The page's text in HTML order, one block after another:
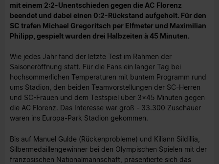
mit einem 2:2-Unentschieden gegen die AC Florenz
beendet und dabei einen 0:2-Rückstand aufgeholt. Für den
SC trafen Michael Gregoritsch per Elfmeter und Maximilian
Philipp, gespielt wurden drei Halbzeiten à 45 Minuten.
Wie jedes Jahr fand der letzte Test im Rahmen der
Saisoneröffnung statt. Für die Fans ein langer Tag bei
hochsommerlichen Temperaturen mit buntem Programm rund
ums Stadion, den beiden Teamvorstellungen der SC-Herren
und SC-Frauen und dem Testspiel über 3x45 Minuten gegen
die AC Florenz. Das Interesse war groß - 33.300 Zuschauer
waren ins Europa-Park Stadion gekommen.
Bis auf Manuel Gulde (Rückenprobleme) und Kiliann Sildillia,
Silbermedaillengewinner bei den Olympischen Spielen mit der
französischen Nationalmannschaft, präsentierte sich das